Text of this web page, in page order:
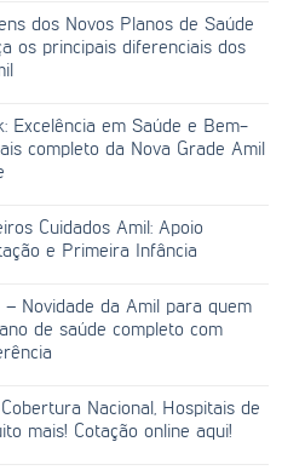
dos Novos Planos de Saúde
os principais diferenciais dos
Excelência em Saúde e Bem-
completo da Nova Grade Amil
Cuidados Amil: Apoio
e Primeira Infância
– Novidade da Amil para quem
de saúde completo com
Nacional, Hospitais de
mais! Cotação online aqui!